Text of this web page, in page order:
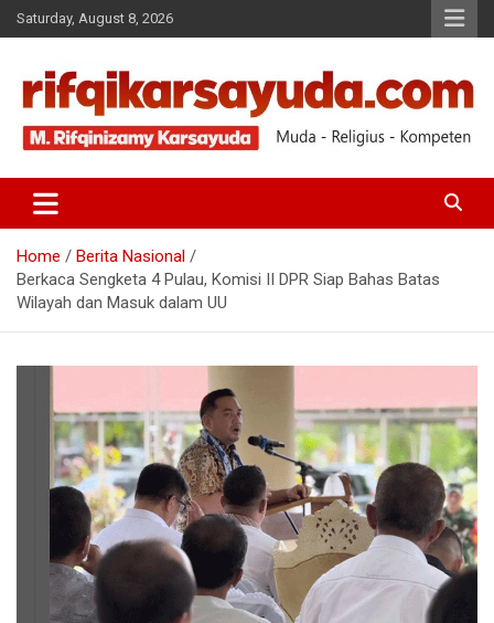
Saturday, August 8, 2026
RIFQI KARSAYUDA
Home
Berita Nasional
Berkaca Sengketa 4 Pulau, Komisi II DPR Siap Bahas Batas
Wilayah dan Masuk dalam UU